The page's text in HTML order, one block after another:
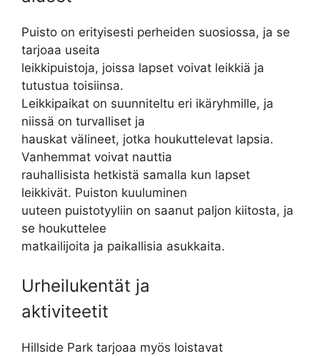
Puisto on erityisesti perheiden suosiossa, ja se
tarjoaa useita
leikkipuistoja, joissa lapset voivat leikkiä ja
tutustua toisiinsa.
Leikkipaikat on suunniteltu eri ikäryhmille, ja
niissä on turvalliset ja
hauskat välineet, jotka houkuttelevat lapsia.
Vanhemmat voivat nauttia
rauhallisista hetkistä samalla kun lapset
leikkivät. Puiston kuuluminen
uuteen puistotyyliin on saanut paljon kiitosta, ja
se houkuttelee
matkailijoita ja paikallisia asukkaita.
Urheilukentät ja
aktiviteetit
Hillside Park tarjoaa myös loistavat